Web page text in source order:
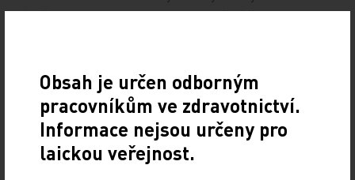
císař Karel IV. "Je s podivem, proč dítě francouzsky
Přitom bylo víceméně jasné, že Václav bude dědit
frankofonní území, což se ostatně stalo, kde jméno
Václav znělo naprosto cize, nemělo tradici a ještě
se daly očekávat obtíže s výslovností," dodal. Nabízí
se vysvětlení, že královská rodina chtěla vyjádřit
Obsah je určen odborným
pracovníkům ve zdravotnictví.
Informace nejsou určeny pro
laickou veřejnost.